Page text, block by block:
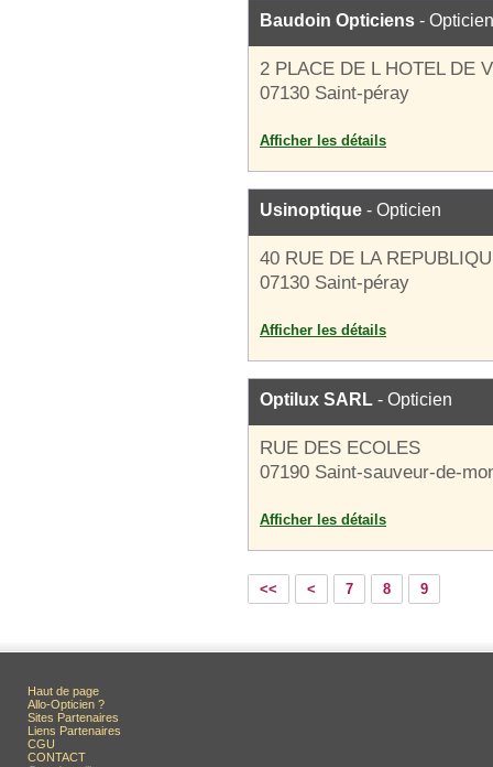
Baudoin Opticiens - Opticien
2 PLACE DE L HOTEL DE
07130 Saint-péray
Afficher les détails
Usinoptique - Opticien
40 RUE DE LA
07130 Saint-péray
Afficher les détails
Optilux SARL - Opticien
RUE DES ECOLES
07190 Saint-sauveur-de-
Afficher les détails
<< < 7 8 9
Haut de page
Allo-Opticien ?
Sites Partenaires
Liens Partenaires
CGU
CONTACT